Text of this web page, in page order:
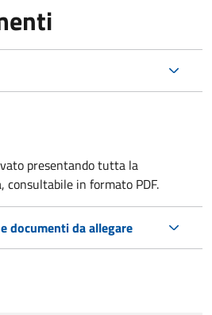
presentando tutta la
consultabile in formato PDF.
documenti da allegare